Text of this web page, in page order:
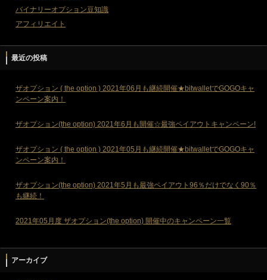
バイナリーオプション豆知識
アフィリエイト
最近の投稿
ザオプション ( the option ) 2021年06月も継続開催★bitwalletでGOGOキャ
ンペーン案内！
ザオプション(the option) 2021年6月も開催☆最強ペイアウトキャンペーン!
ザオプション ( the option ) 2021年05月も継続開催★bitwalletでGOGOキャ
ンペーン案内！
ザオプション(the option) 2021年5月も最強ペイアウト96％だけでなく90％
も継続！
2021年05月度 ザオプション(the option) 開催中のキャンペーン一覧
アーカイブ